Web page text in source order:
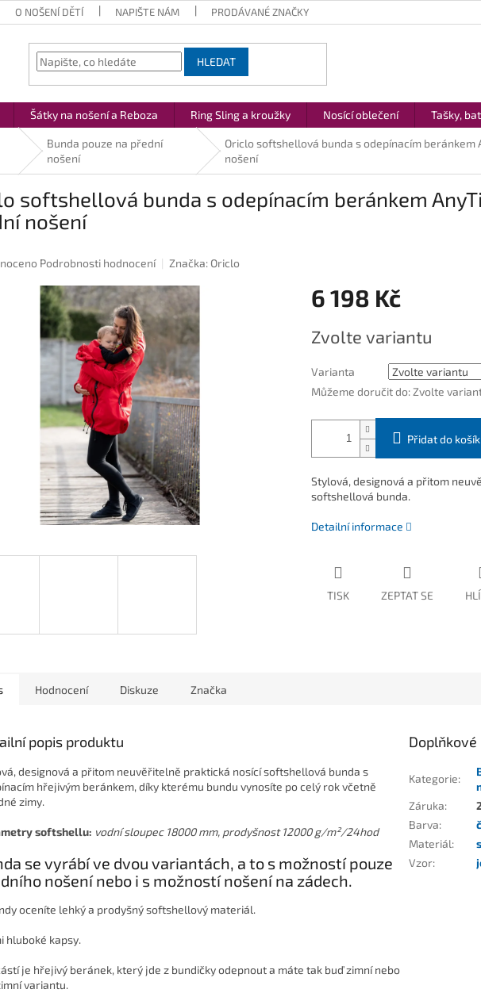
O NOŠENÍ DĚTÍ NAPIŠTE NÁM PRODÁVANÉ ZNAČKY
HLEDAT
Šátky na nošení a Reboza Ring Sling a kroužky Nosící oblečení Tašky,
Bunda pouze na přední
nošení
Oriclo softshellová bunda s odepínacím beránkem
nošení
softshellová bunda s odepínacím beránkem
nošení
Podrobnosti hodnocení Značka: Oriclo
6 198 Kč
cena:
Zvolte variantu
Varianta
Můžeme doručit do: Zvolte
Přidat do
Stylová, designová a přitom
softshellová bunda.
Detailní informace
TISK ZEPTAT SE
Hodnocení Diskuze Značka
popis produktu
designová a přitom neuvěřitelně praktická nosící softshellová bunda s
hřejivým beránkem, díky kterému bundu vynosíte po celý rok včetně
zimy.
softshellu: vodní sloupec 18000 mm, prodyšnost 12000 g/m²/24hod
se vyrábí ve dvou variantách, a to s možností pouze
nošení nebo i s možností nošení na zádech.
oceníte lehký a prodyšný softshellový materiál.
hluboké kapsy.
je hřejivý beránek, který jde z bundičky odepnout a máte tak buď zimní nebo
variantu.
Kategorie:
Záruka:
Barva:
Materiál:
Vzor: